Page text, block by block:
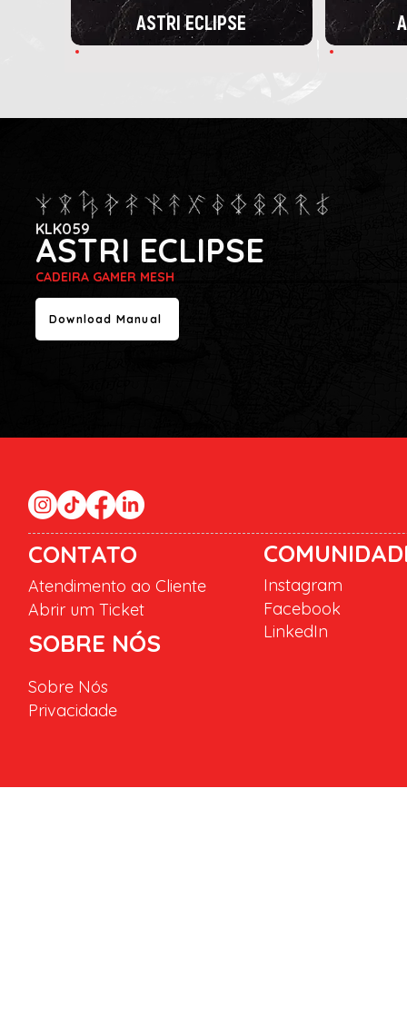
ASTRI ECLIPSE
ASTRI ECLIPSE
KLK059
CADEIRA GAMER MESH
Download Manual
CONTATO
Atendimento ao Cliente
Abrir um Ticket
SOBRE NÓS
Instagram
Facebook
LinkedIn
Sobre Nós
Privacidade